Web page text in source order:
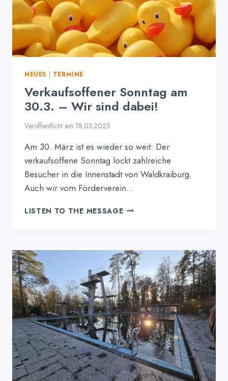
NEUES | TERMINE
Verkaufsoffener Sonntag am
30.3. – Wir sind dabei!
Veröffentlicht am 18.03.2025
Am 30. März ist es wieder so weit: Der
verkaufsoffene Sonntag lockt zahlreiche
Besucher in die Innenstadt von Waldkraiburg.
Auch wir vom Förderverein…
LISTEN TO THE MESSAGEVERKAUFSOFFENER
–
WIR
SIND
DABEI!